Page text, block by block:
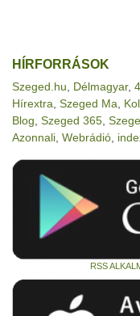
HÍRFORRÁSOK
Szeged.hu Délmagyar,
Hírextra Szeged Ma
Blog Szeged 365
Azonnali Webrádió
RSS